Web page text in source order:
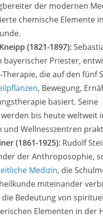
der modernen
chemische Elemente
(1821-1897):
bayerischer Priester,
die auf den fünf
, Bewegung,
basiert. Seine
bis heute weltweit
und Wellnesszentren
(1861-1925): Rudolf
der Anthroposophie,
Medizin, die
miteinander
Bedeutung von
Elementen in der